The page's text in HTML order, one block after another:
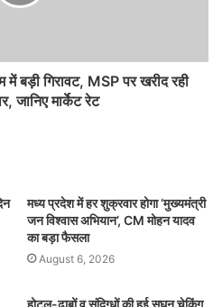
तकनीकों और बेहतर प्रबंधन तरीकों की
सहयोग और विस्तार के नए अवसरों की भी
बना कि कैसे एमएसएमई इकाइयाँ
निभा सकती हैं और अपने क्षेत्रों में
आगे बढ़ा सकती हैं। यह कार्यक्रम राज्य
बड़ी गिरावट, MSP पर खरीद रही
जानिए मार्केट रेट
मध्य प्रदेश में हर शुक्रवार होगा ‘मुख्यमंत्री
जन विश्वास अभियान’, CM मोहन यादव
का बड़ा फैसला
August 6, 2026
होटल-ढाबों व संदिग्धों की हुई सघन चेकिंग,